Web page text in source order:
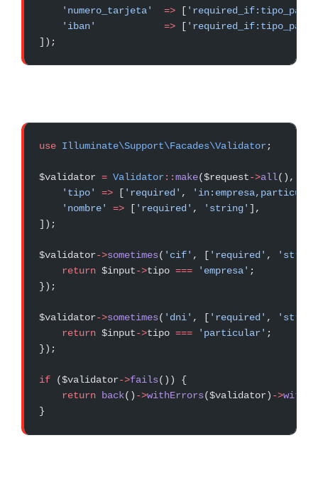
    'numero_tarjeta'
  =>
[
    'iban'
            =>
[
]);
use Illuminate\Support\Facades\Validator;
$validator = Validator::make($request->all(), [
    'tipo'
=> [ 'required' ,
    'nombre'
=> [ 'required' , 'string' ],
]);
$validator->sometimes( 'cif' , [ 'required' ,
    return
$input->tipo === 'empresa' ;
});
$validator->sometimes( 'dni' , [ 'required' ,
    return
$input->tipo === 'particular' ;
});
if ($validator->fails()) {
    return
back() ->withErrors($validator) ->
}